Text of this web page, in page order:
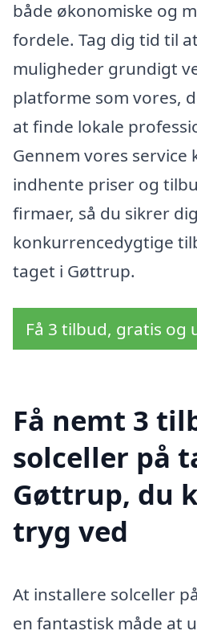
både økonomiske og
fordele. Tag dig tid til
muligheder grundigt
platforme som vores,
at finde lokale
Gennem vores
indhente priser og
firmaer, så du sikrer
konkurrencedygtige
taget i Gøttrup.
Få 3 tilbud, gratis og
Få nemt 3
solceller på
Gøttrup, du
tryg ved
At installere solceller
en fantastisk måde at